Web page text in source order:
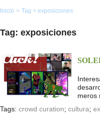
Inicio > Tag > exposiciones
Tag: exposiciones
meros
Tags: crowd curation; cultura;